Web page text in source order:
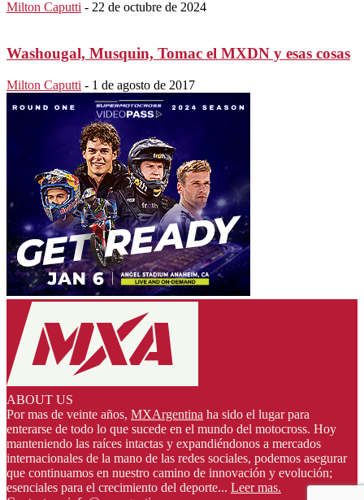
Milton Caputti - 22 de octubre de 2024
Washougal, Musquin, Tomac el MXDN y esas cosas
Milton Caputti - 1 de agosto de 2017
ABOUT US
Por mas de veinte años, MXArgentina ha sido el lugar para
enterarse de todo lo que sucede en el mundo del motocross. Hoy
manteniendo las raíces intactas y expandiéndonos a mercados
internacionales de la mano de las redes sociales, podemos asegurar
que continuamos en nuestro camino de innovación y evolución;
esenciales para el crecimiento del deporte... Leer mas.